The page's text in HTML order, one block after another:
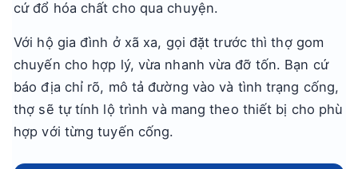
cứ đổ hóa chất cho qua chuyện.
Với hộ gia đình ở xã xa, gọi đặt trước thì thợ gom
chuyến cho hợp lý, vừa nhanh vừa đỡ tốn. Bạn cứ
báo địa chỉ rõ, mô tả đường vào và tình trạng cống,
thợ sẽ tự tính lộ trình và mang theo thiết bị cho phù
hợp với từng tuyến cống.